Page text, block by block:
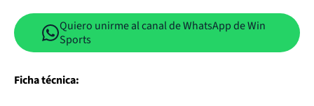
Quiero unirme al canal de WhatsApp de Win
Sports
Ficha técnica: